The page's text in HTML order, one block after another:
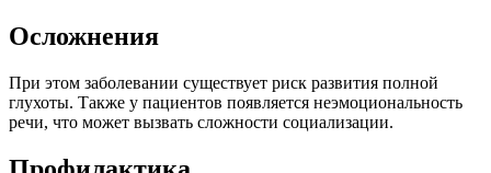
Осложнения
При этом заболевании существует риск развития полной
глухоты. Также у пациентов появляется неэмоциональность
речи, что может вызвать сложности социализации.